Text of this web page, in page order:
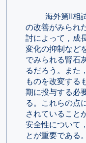
の改善がみられ
討によって，成
変化の抑制など
でみられる腎石
るだろう。また
ものを改変する
期に投与する必
る。これらの点
されていること
安全性について
とが重要である。